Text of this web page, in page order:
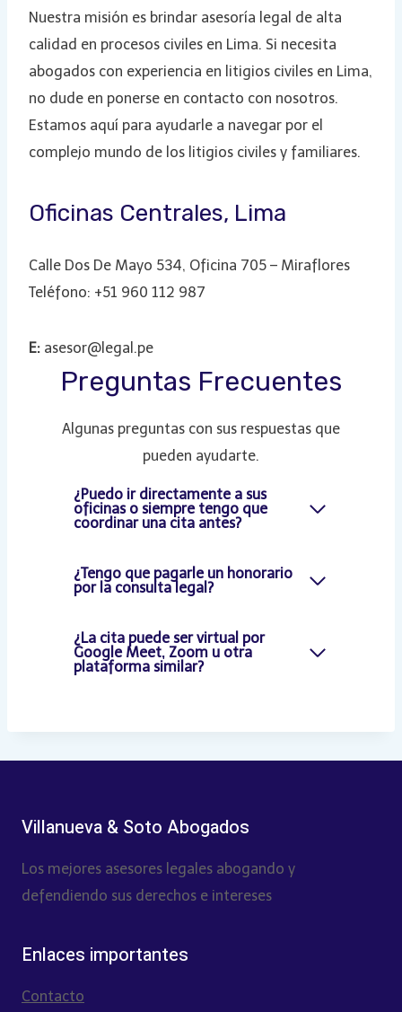
Nuestra misión es brindar asesoría legal de alta
calidad en procesos civiles en Lima. Si necesita
abogados con experiencia en litigios civiles en Lima,
no dude en ponerse en contacto con nosotros.
Estamos aquí para ayudarle a navegar por el
complejo mundo de los litigios civiles y familiares.
Oficinas Centrales​, Lima
Calle Dos De Mayo 534, Oficina 705 – Miraflores
Teléfono: +51 960 112 987
E: asesor@legal.pe
Preguntas Frecuentes
Algunas preguntas con sus respuestas que
pueden ayudarte.
¿Puedo ir directamente a sus
oficinas o siempre tengo que
coordinar una cita antes?
¿Tengo que pagarle un honorario
por la consulta legal?
¿La cita puede ser virtual por
Google Meet, Zoom u otra
plataforma similar?
Villanueva & Soto Abogados
Los mejores asesores legales abogando y
defendiendo sus derechos e intereses
Enlaces importantes
Contacto